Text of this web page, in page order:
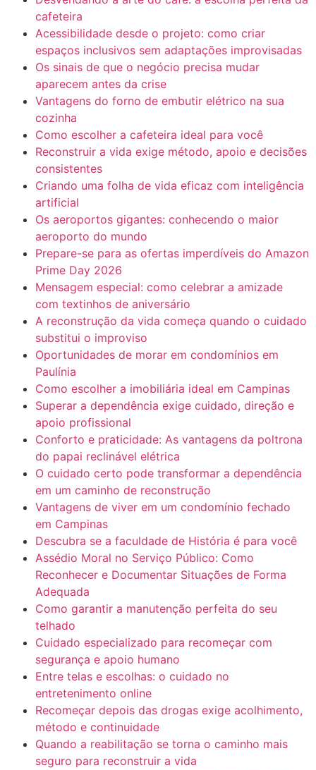
cafeteira
Acessibilidade desde o projeto: como criar
espaços inclusivos sem adaptações improvisadas
Os sinais de que o negócio precisa mudar
aparecem antes da crise
Vantagens do forno de embutir elétrico na sua
cozinha
Como escolher a cafeteira ideal para você
Reconstruir a vida exige método, apoio e decisões
consistentes
Criando uma folha de vida eficaz com inteligência
artificial
Os aeroportos gigantes: conhecendo o maior
aeroporto do mundo
Prepare-se para as ofertas imperdíveis do Amazon
Prime Day 2026
Mensagem especial: como celebrar a amizade
com textinhos de aniversário
A reconstrução da vida começa quando o cuidado
substitui o improviso
Oportunidades de morar em condomínios em
Paulínia
Como escolher a imobiliária ideal em Campinas
Superar a dependência exige cuidado, direção e
apoio profissional
Conforto e praticidade: As vantagens da poltrona
do papai reclinável elétrica
O cuidado certo pode transformar a dependência
em um caminho de reconstrução
Vantagens de viver em um condomínio fechado
em Campinas
Descubra se a faculdade de História é para você
Assédio Moral no Serviço Público: Como
Reconhecer e Documentar Situações de Forma
Adequada
Como garantir a manutenção perfeita do seu
telhado
Cuidado especializado para recomeçar com
segurança e apoio humano
Entre telas e escolhas: o cuidado no
entretenimento online
Recomeçar depois das drogas exige acolhimento,
método e continuidade
Quando a reabilitação se torna o caminho mais
seguro para reconstruir a vida